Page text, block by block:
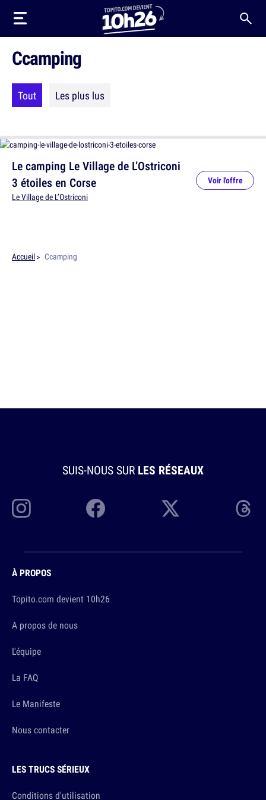
Ccamping
Tout Les plus lus
Le camping Le Village de L’Ostriconi
3 étoiles en Corse
Le Village de L’Ostriconi
Voir l'offre
Accueil Ccamping
SUIS-NOUS SUR LES RÉSEAUX
À PROPOS
Topito.com devient 10h26
A propos de nous
L'équipe
La FAQ
Le Manifeste
Nous contacter
LES TRUCS SÉRIEUX
Conditions d'utilisation